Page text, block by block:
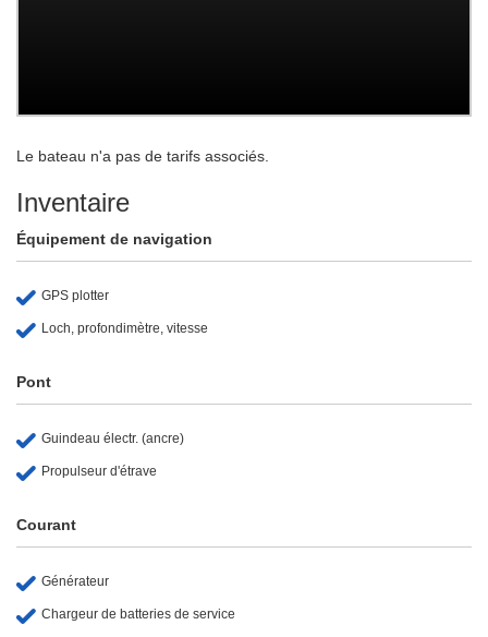
Le bateau n'a pas de tarifs associés.
Inventaire
Équipement de navigation
GPS plotter
Loch, profondimètre, vitesse
Pont
Guindeau électr. (ancre)
Propulseur d'étrave
Courant
Générateur
Chargeur de batteries de service